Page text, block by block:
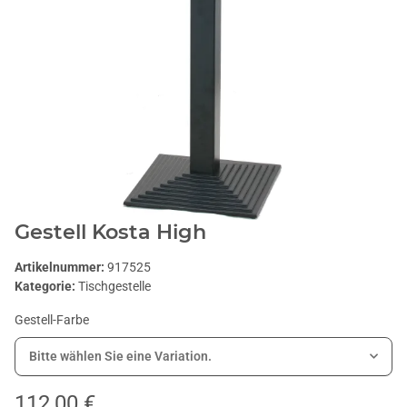
Gestell Kosta High
Artikelnummer: 917525
Kategorie: Tischgestelle
Gestell-Farbe
Bitte wählen Sie eine Variation.